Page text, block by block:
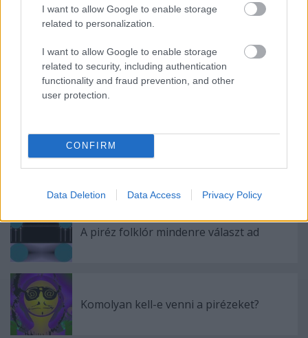
I want to allow Google to enable storage
related to personalization.
I want to allow Google to enable storage
related to security, including authentication
functionality and fraud prevention, and other
user protection.
CONFIRM
Data Deletion Data Access Privacy Policy
Piréz nyelv, kaptártudat-kísérlet
A piréz folklór mindenre választ ad
Komolyan kell-e venni a pirézeket?